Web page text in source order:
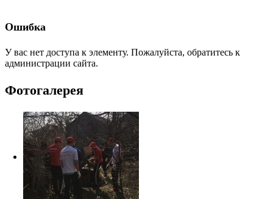
Ошибка
У вас нет доступа к элементу. Пожалуйста, обратитесь к
администрации сайта.
Фотогалерея